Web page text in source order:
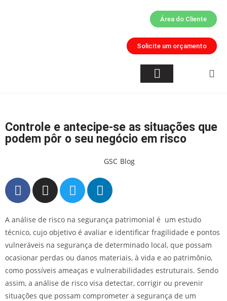
Área do Cliente
Solicite um orçamento
Controle e antecipe-se as situações que
podem pôr o seu negócio em risco
GSC Blog
A análise de risco na segurança patrimonial é um estudo
técnico, cujo objetivo é avaliar e identificar fragilidade e pontos
vulneráveis na segurança de determinado local, que possam
ocasionar perdas ou danos materiais, à vida e ao patrimônio,
como possíveis ameaças e vulnerabilidades estruturais. Sendo
assim, a análise de risco visa detectar, corrigir ou prevenir
situações que possam comprometer a segurança de um